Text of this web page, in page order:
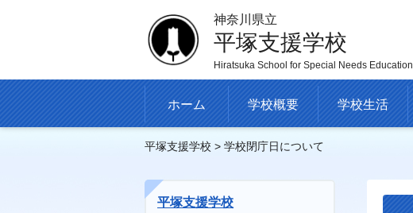
神奈川県立
平塚支援学校
Hiratsuka School for Special Needs Education
ホーム 学校概要 学校生活
平塚支援学校 > 学校閉庁日について
平塚支援学校